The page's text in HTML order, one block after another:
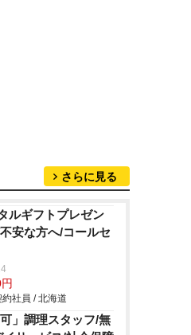
さらに見る
ルギフトプレゼン
安な方へ/コールセ
社員 / 北海道
可」調理スタッフ/無